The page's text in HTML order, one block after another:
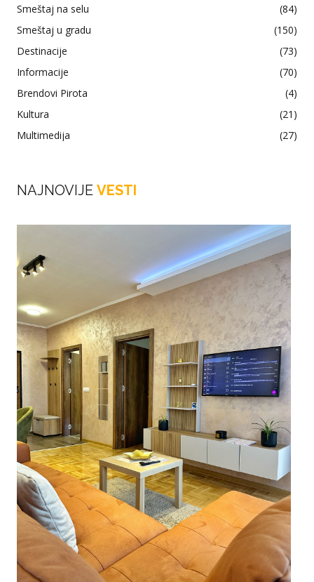
Smeštaj na selu
(84)
Smeštaj u gradu
(150)
Destinacije
(73)
Informacije
(70)
Brendovi Pirota
(4)
Kultura
(21)
Multimedija
(27)
NAJNOVIJE VESTI